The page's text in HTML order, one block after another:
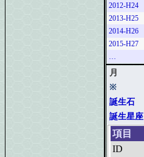
2012-H24
2013-H25
2014-H26
2015-H27
…
月
※
誕生石
誕生星座
項目
ID